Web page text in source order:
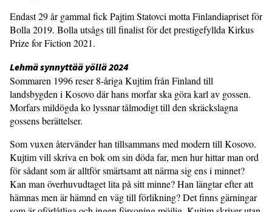
Endast 29 år gammal fick Pajtim Statovci motta Finlandiapriset för
Bolla 2019. Bolla utsågs till finalist för det prestigefyllda Kirkus
Prize for Fiction 2021.
Lehmä synnyttää yöllä 2024
Sommaren 1996 reser 8-åriga Kujtim från Finland till
landsbygden i Kosovo där hans morfar ska göra karl av gossen.
Morfars mildögda ko lyssnar tålmodigt till den skräckslagna
gossens berättelser.
Som vuxen återvänder han tillsammans med modern till Kosovo.
Kujtim vill skriva en bok om sin döda far, men hur hittar man ord
för sådant som är alltför smärtsamt att närma sig ens i minnet?
Kan man överhuvudtaget lita på sitt minne? Han längtar efter att
hämnas men är hämnd en väg till förlikning? Det finns gärningar